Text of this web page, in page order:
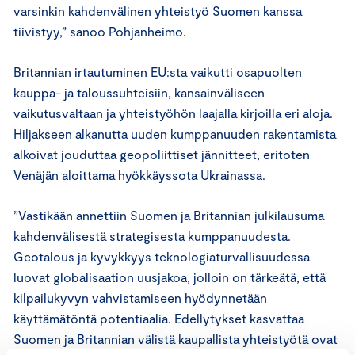
varsinkin kahdenvälinen yhteistyö Suomen kanssa
tiivistyy,” sanoo Pohjanheimo.
Britannian irtautuminen EU:sta vaikutti osapuolten
kauppa- ja taloussuhteisiin, kansainväliseen
vaikutusvaltaan ja yhteistyöhön laajalla kirjoilla eri aloja.
Hiljakseen alkanutta uuden kumppanuuden rakentamista
alkoivat jouduttaa geopoliittiset jännitteet, eritoten
Venäjän aloittama hyökkäyssota Ukrainassa.
”Vastikään annettiin Suomen ja Britannian julkilausuma
kahdenvälisestä strategisesta kumppanuudesta.
Geotalous ja kyvykkyys teknologiaturvallisuudessa
luovat globalisaation uusjakoa, jolloin on tärkeätä, että
kilpailukyvyn vahvistamiseen hyödynnetään
käyttämätöntä potentiaalia. Edellytykset kasvattaa
Suomen ja Britannian välistä kaupallista yhteistyötä ovat